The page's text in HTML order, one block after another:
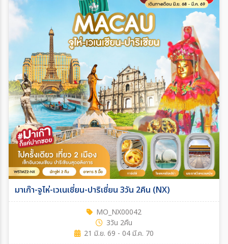
มาเก๊า-จูไห่-เวเนเชี่ยน-ปาริเชี่ยน 3วัน 2คืน (NX)
MO_NX00042
3วัน 2คืน
21 มิ.ย. 69 - 04 มี.ค. 70